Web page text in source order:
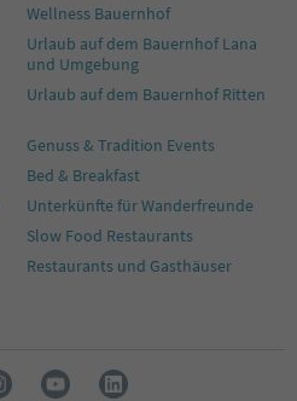
Wellness Bauernhof
Urlaub auf dem Bauernhof Lana
und Umgebung
Urlaub auf dem Bauernhof Ritten
Genuss & Tradition Events
Bed & Breakfast
Unterkünfte für Wanderfreunde
Slow Food Restaurants
Restaurants und Gasthäuser